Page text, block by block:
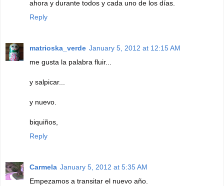
ahora y durante todos y cada uno de los días.
Reply
matrioska_verde January 5, 2012 at 12:15 AM
me gusta la palabra fluir...
y salpicar...
y nuevo.
biquiños,
Reply
Carmela January 5, 2012 at 5:35 AM
Empezamos a transitar el nuevo año.